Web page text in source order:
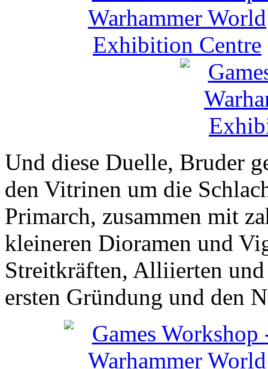
Und diese Duelle, Bruder
den Vitrinen um die
Primarch, zusammen mit
kleineren Dioramen und
Streitkräften, Alliierten
ersten Gründung und den